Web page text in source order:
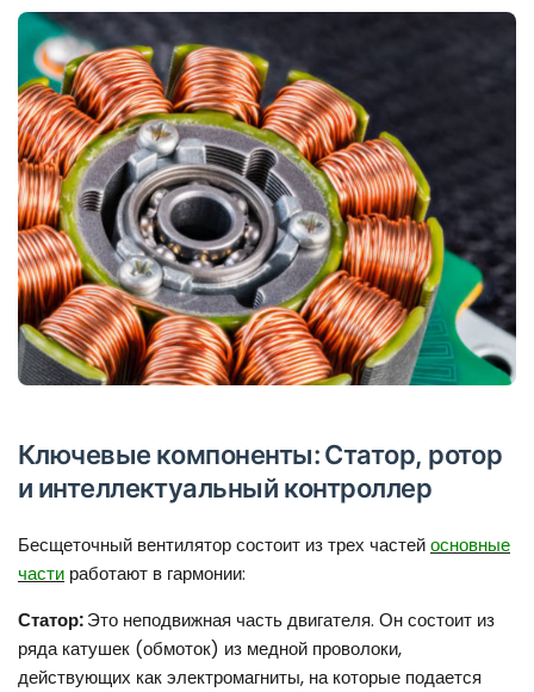
Ключевые компоненты: Статор, ротор
и интеллектуальный контроллер
Бесщеточный вентилятор состоит из трех частейосновные
части работают в гармонии:
Статор:Это неподвижная часть двигателя. Он состоит из
ряда катушек (обмоток) из медной проволоки,
действующих как электромагниты, на которые подается